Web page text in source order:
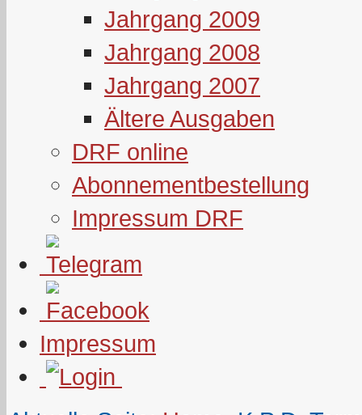
Jahrgang 2009
Jahrgang 2008
Jahrgang 2007
Ältere Ausgaben
DRF online
Abonnementbestellung
Impressum DRF
Impressum